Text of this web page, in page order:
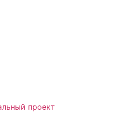
проект